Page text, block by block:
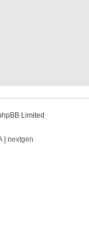
Limited
| nextgen